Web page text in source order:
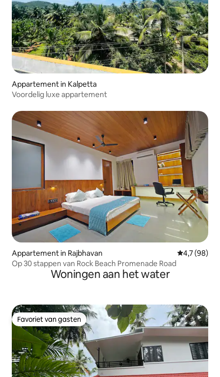
Appartement in Kalpetta
Voordelig luxe appartement
Appartement in Rajbhavan
4,7 (98)
Op 30 stappen van Rock Beach Promenade Road
Woningen aan het water
Favoriet van gasten
Favoriet van gasten